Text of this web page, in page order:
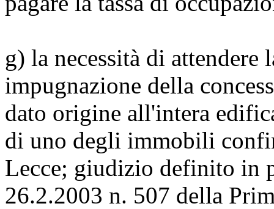
g) la necessità di
impugnazione della
dato origine all'intera
di uno degli immobili
Lecce; giudizio definito in
26.2.2003 n. 507 della